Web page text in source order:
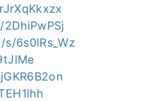
6s0lRs_Wz